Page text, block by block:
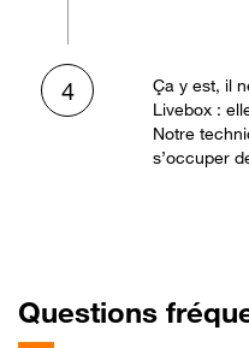
4
Ça y est, il
Livebox :
Notre
s’occuper
Questions